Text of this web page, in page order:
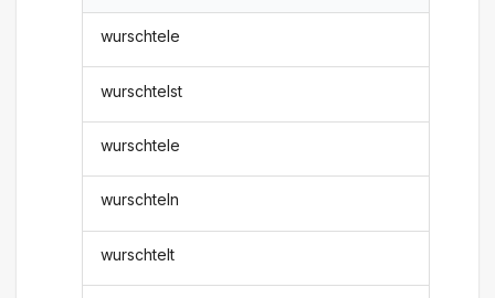
wurschtele
wurschtelst
wurschtele
wurschteln
wurschtelt